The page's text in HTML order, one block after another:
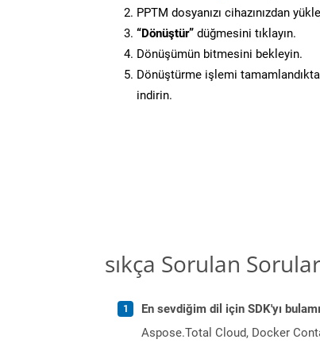
PPTM dosyanızı cihazınızdan
“Dönüştür” düğmesini tıklayın.
Dönüşümün bitmesini bekleyin.
Dönüştürme işlemi
indirin.
sıkça Sorulan Sorular
En sevdiğim dil için SDK'yı
Aspose.Total Cloud, Docker